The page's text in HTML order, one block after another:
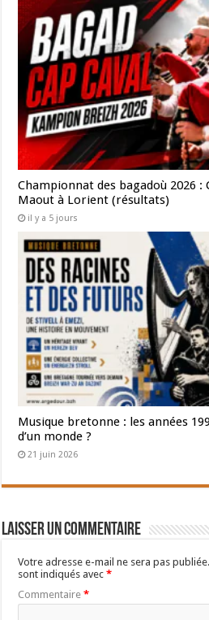
Championnat des bagadoù 2026
Maout à Lorient (résultats)
il y a 5 jours
Musique bretonne : les années
d’un monde ?
21 juin 2026
Laisser un commentaire
Votre adresse e-mail ne sera pas publiée.
sont indiqués avec*
Commentaire*